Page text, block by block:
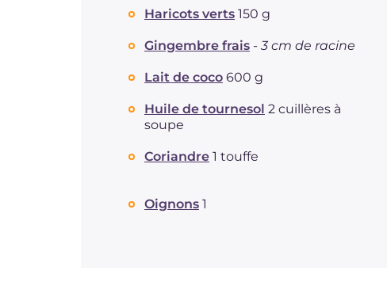
Haricots verts 150 g
Gingembre frais -3 cm de racine
Lait de coco 600 g
Huile de tournesol 2 cuillères à
soupe
Coriandre 1 touffe
Oignons 1